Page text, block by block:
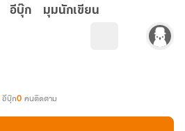
อีบุ๊ก มุมนักเขียน
อีบุ๊ก0 คนติดตาม